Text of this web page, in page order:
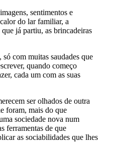
sentimentos e
do lar familiar, a
já partiu, as brincadeiras
com muitas saudades que
quando começo
cada um com as suas
ser olhados de outra
foram, mais do que
sociedade nova num
ferramentas de que
as sociabilidades que lhes